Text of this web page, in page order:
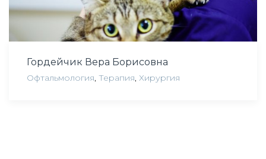
Гордейчик Вера Борисовна
Офтальмология, Терапия, Хирургия